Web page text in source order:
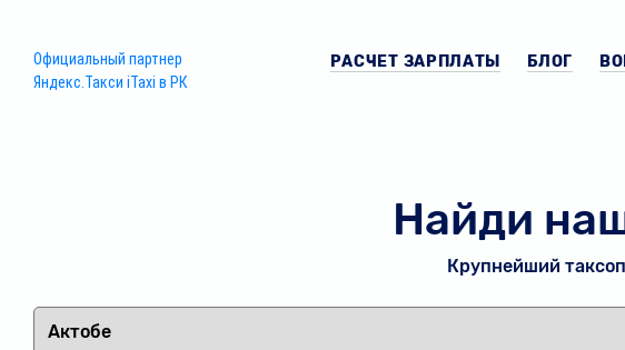
Официальный партнер
Яндекс.Такси iTaxi в РК
РАСЧЕТ ЗАРПЛАТЫ БЛОГ
Найди
Крупнейший